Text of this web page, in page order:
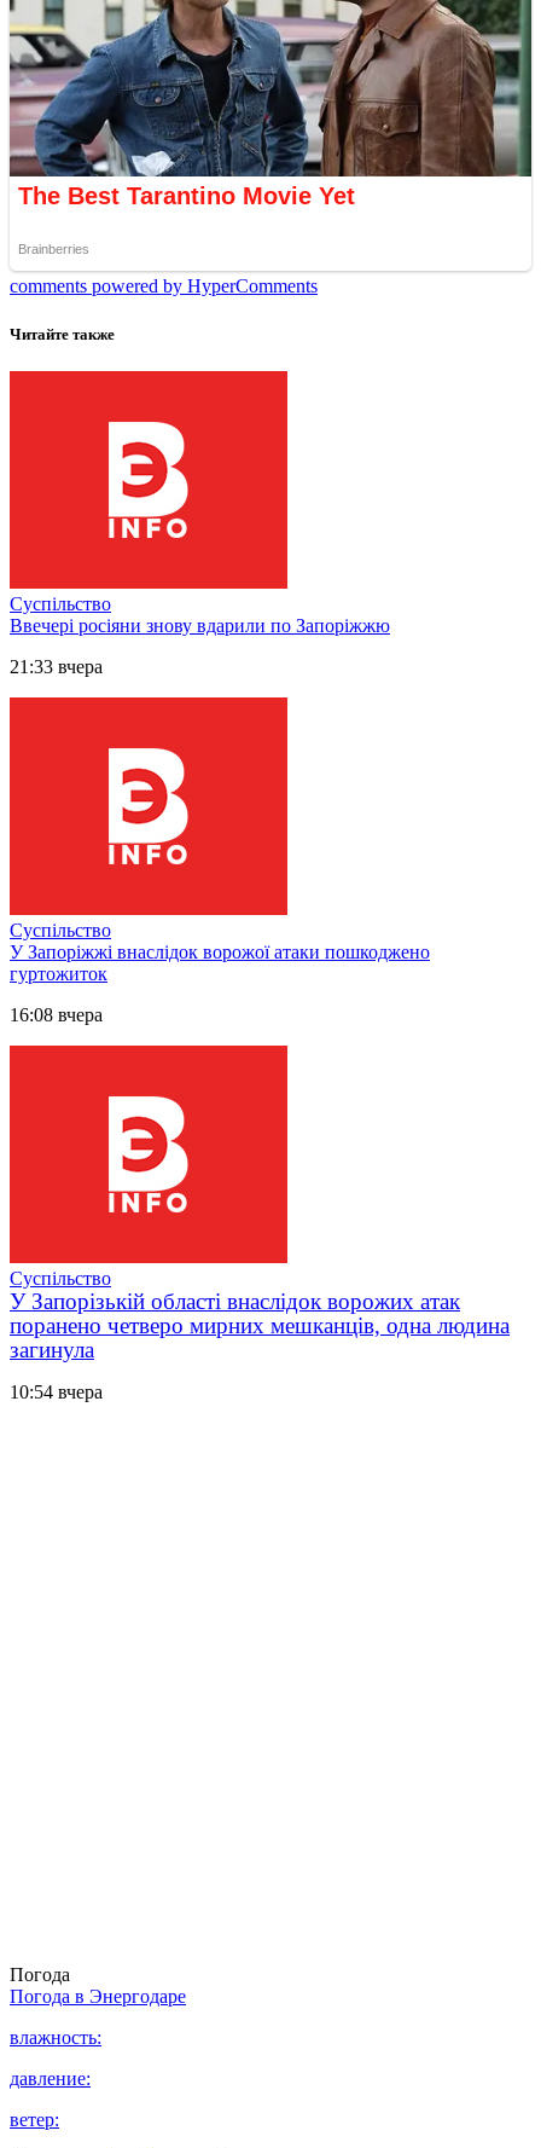
comments powered by HyperComments
Читайте также
Суспільство
Ввечері росіяни знову вдарили по Запоріжжю
21:33 вчера
Суспільство
У Запоріжжі внаслідок ворожої атаки пошкоджено
гуртожиток
16:08 вчера
Суспільство
У Запорізькій області внаслідок ворожих атак
поранено четверо мирних мешканців, одна людина
загинула
10:54 вчера
Погода
Погода в Энергодаре
влажность:
давление:
ветер: